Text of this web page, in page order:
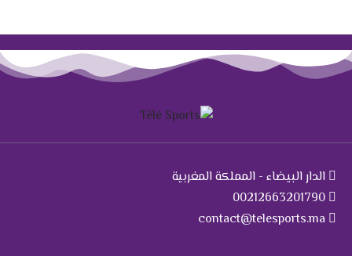
الدار البيضاء - المملكة المغربية
00212663201790
contact@telesports.ma